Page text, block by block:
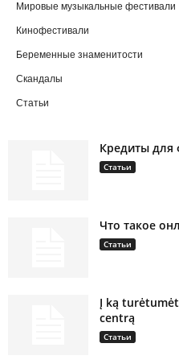
Мировые музыкальные фестивали
Кинофестивали
Беременные знаменитости
Скандалы
Статьи
Кредиты для
Статьи
Что такое
Статьи
Į ką
centrą
Статьи